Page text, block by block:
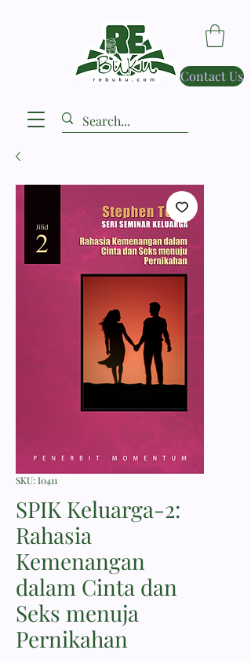
Contact Us
SKU: I0411
SPIK Keluarga-2:
Rahasia
Kemenangan
dalam Cinta dan
Seks menuja
Pernikahan